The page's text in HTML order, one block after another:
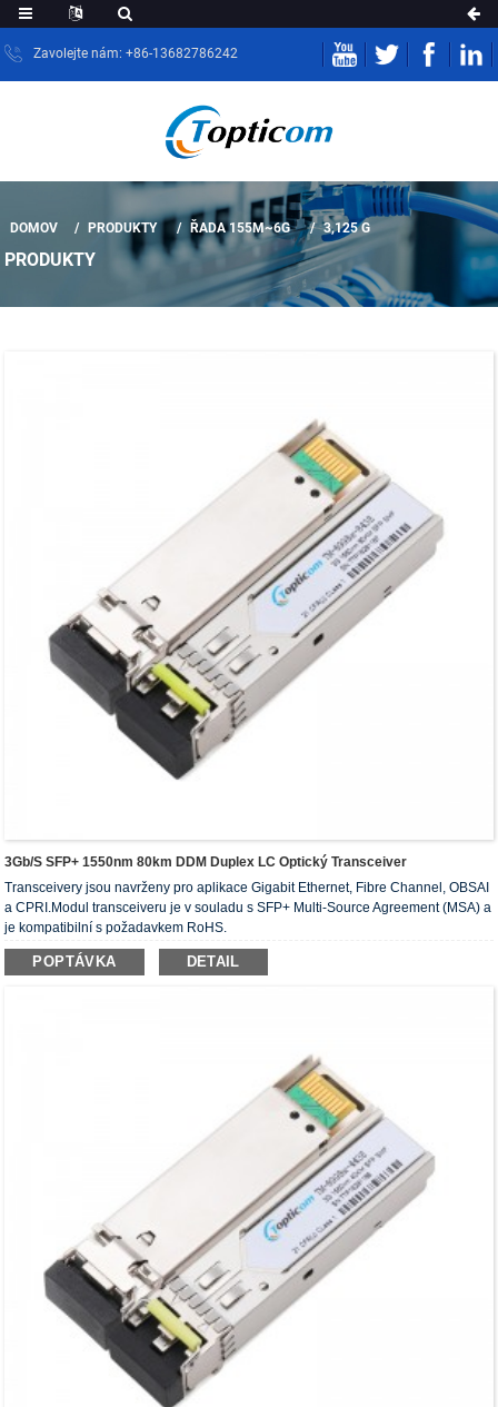
Zavolejte nám: +86-13682786242
DOMOV PRODUKTY ŘADA 155M~6G 3,125 G
PRODUKTY
3Gb/s SFP+ 1550nm 80km DDM Duplex LC Optický Transceiver
Transceivery jsou navrženy pro aplikace Gigabit Ethernet, Fibre Channel, OBSAI
a CPRI.Modul transceiveru je v souladu s SFP+ Multi-Source Agreement (MSA) a
je kompatibilní s požadavkem RoHS.
POPTÁVKA DETAIL